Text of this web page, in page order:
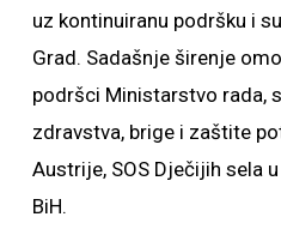
uz kontinuiranu podršku i
Grad. Sadašnje širenje
podršci Ministarstvo rada,
zdravstva, brige i zaštite
Austrije, SOS Dječijih sela
BiH.